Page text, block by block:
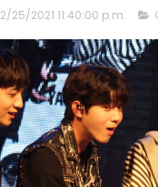
2/25/2021 11:40:00 p.m.